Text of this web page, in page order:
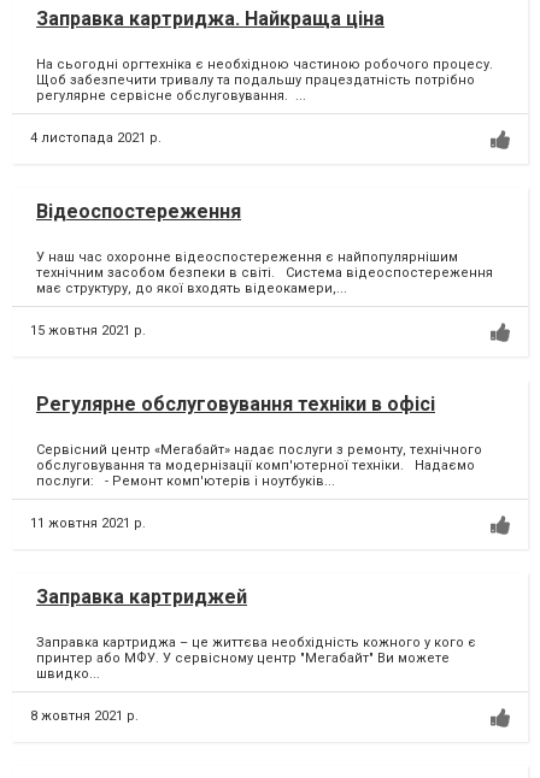
Заправка картриджа. Найкраща ціна
На сьогодні оргтехніка є необхідною частиною робочого процесу. ⁣
Щоб забезпечити тривалу та подальшу працездатність потрібно
регулярне сервісне обслуговування. ⁣...
4 листопада 2021 р.
Відеоспостереження
У наш час охоронне відеоспостереження є найпопулярнішим
технічним засобом безпеки в світі. Система відеоспостереження
має структуру, до якої входять відеокамери,...
15 жовтня 2021 р.
Регулярне обслуговування техніки в офісі
Сервісний центр «Мегабайт» надає послуги з ремонту, технічного
обслуговування та модернізації комп'ютерної техніки. Надаємо
послуги: - Ремонт комп'ютерів і ноутбуків...
11 жовтня 2021 р.
Заправка картриджей
Заправка картриджа – це життєва необхідність кожного у кого є
принтер або МФУ.⁣ У сервісному центр "Мегабайт" Ви можете
швидко...
8 жовтня 2021 р.